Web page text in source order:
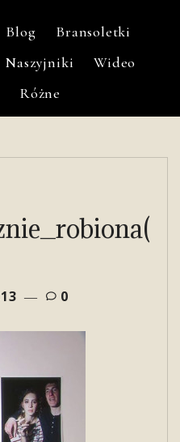
Blog
Bransoletki
Naszyjniki
Wideo
Różne
0